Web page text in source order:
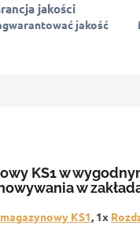
jakości
jakość
KS1 w
w
KS1, 1x